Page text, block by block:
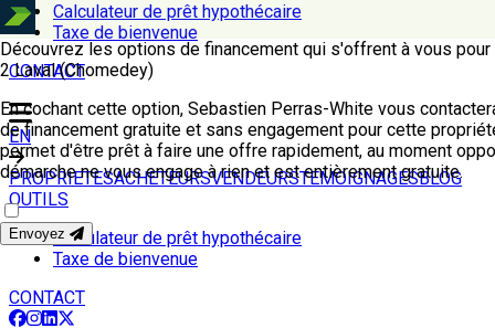
Calculateur de prêt hypothécaire
Taxe de bienvenue
CONTACT
EN
PROPRIETESACHETEURSVENDEURSTEMOIGNAGESBLOG
OUTILS
Calculateur de prêt hypothécaire
Taxe de bienvenue
CONTACT
Découvrez les options de financement qui s'offrent à vous
2 Laval (Chomedey)
En cochant cette option, Sebastien Perras-White vous
de financement gratuite et sans engagement pour cette
permet d'être prêt à faire une offre rapidement, au moment
démarche ne vous engage à rien et est entièrement gratuite.
Envoyez